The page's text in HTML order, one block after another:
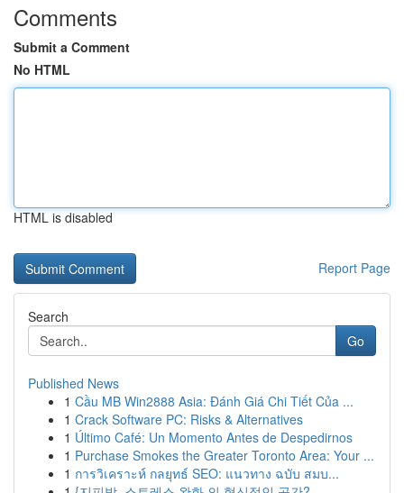
Comments
Submit a Comment
No HTML
HTML is disabled
Report Page
Search
Go
Published News
1 Cầu MB Win2888 Asia: Đánh Giá Chi Tiết Của ...
1 Crack Software PC: Risks & Alternatives
1 Último Café: Un Momento Antes de Despedirnos
1 Purchase Smokes the Greater Toronto Area: Your ...
1 การวิเคราะห์ กลยุทธ์ SEO: แนวทาง ฉบับ สมบ...